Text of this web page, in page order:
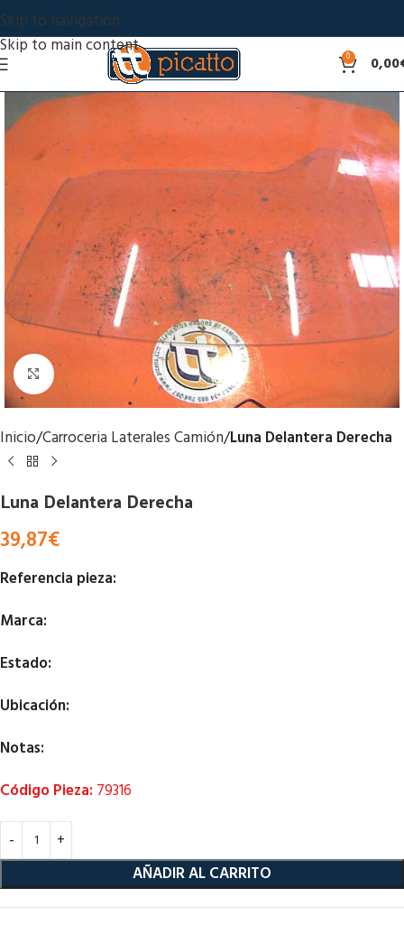
Skip to navigation
Skip to main content
0 0,00
Click to enlarge
Inicio Carroceria Laterales Camión Luna Delantera Derecha
Luna Delantera Derecha
39,87€
Referencia pieza:
Marca:
Estado:
Ubicación:
Notas:
Código Pieza: 79316
AÑADIR AL CARRITO